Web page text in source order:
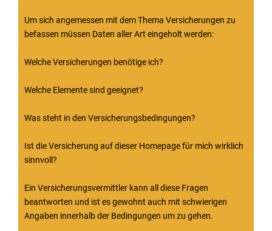
Um sich angemessen mit dem Thema Versicherungen zu
befassen müssen Daten aller Art eingeholt werden:
Welche Versicherungen benötige ich?
Welche Elemente sind geeignet?
Was steht in den Versicherungsbedingungen?
Ist die Versicherung auf dieser Homepage für mich wirklich
sinnvoll?
Ein Versicherungsvermittler kann all diese Fragen
beantworten und ist es gewohnt auch mit schwierigen
Angaben innerhalb der Bedingungen um zu gehen.